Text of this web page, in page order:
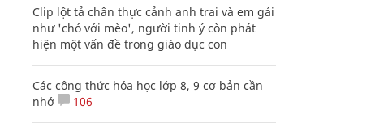
Clip lột tả chân thực cảnh anh trai và em gái
như 'chó với mèo', người tinh ý còn phát
hiện một vấn đề trong giáo dục con
Các công thức hóa học lớp 8, 9 cơ bản cần
nhớ
106